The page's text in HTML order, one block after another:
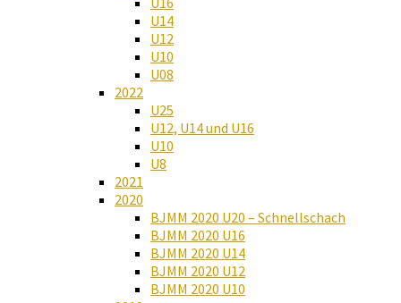
U14
U12
U10
U08
2022
U25
U12, U14 und U16
U10
U8
2021
2020
BJMM 2020 U20 – Schnellschach
BJMM 2020 U16
BJMM 2020 U14
BJMM 2020 U12
BJMM 2020 U10